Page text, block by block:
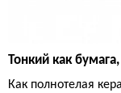
Тонкий как
Как полнотелая